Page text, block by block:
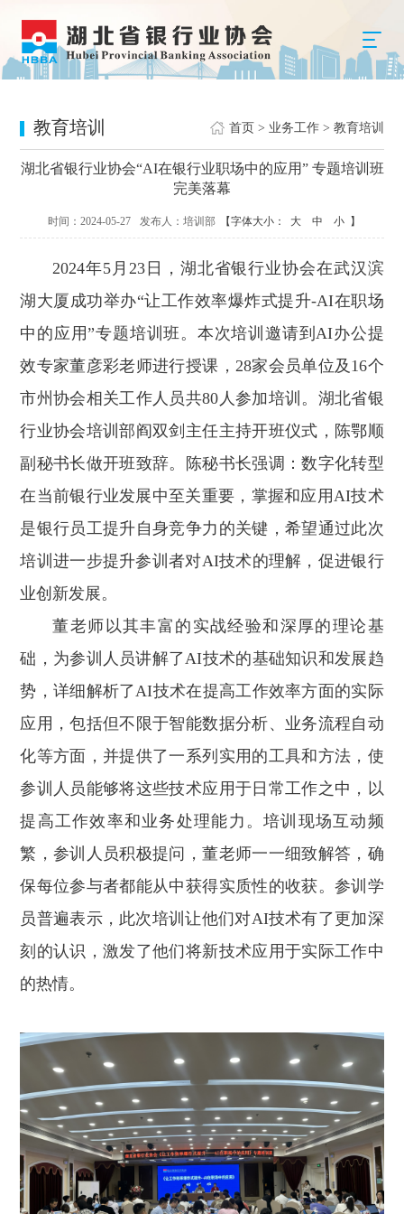
教育培训 首页 > 业务工作> 教育培训
湖北省银行业协会“AI在银行业职场中的应用” 专题培训班
完美落幕
时间：2024-05-27 发布人：培训部 【字体大小： 大 中 小 】
2024年5月23日，湖北省银行业协会在武汉滨
湖大厦成功举办“让工作效率爆炸式提升-AI在职场
中的应用”专题培训班。本次培训邀请到AI办公提
效专家董彦彩老师进行授课，28家会员单位及16个
市州协会相关工作人员共80人参加培训。湖北省银
行业协会培训部阎双剑主任主持开班仪式，陈鄂顺
副秘书长做开班致辞。陈秘书长强调：数字化转型
在当前银行业发展中至关重要，掌握和应用AI技术
是银行员工提升自身竞争力的关键，希望通过此次
培训进一步提升参训者对AI技术的理解，促进银行
业创新发展。
董老师以其丰富的实战经验和深厚的理论基
础，为参训人员讲解了AI技术的基础知识和发展趋
势，详细解析了AI技术在提高工作效率方面的实际
应用，包括但不限于智能数据分析、业务流程自动
化等方面，并提供了一系列实用的工具和方法，使
参训人员能够将这些技术应用于日常工作之中，以
提高工作效率和业务处理能力。培训现场互动频
繁，参训人员积极提问，董老师一一细致解答，确
保每位参与者都能从中获得实质性的收获。参训学
员普遍表示，此次培训让他们对AI技术有了更加深
刻的认识，激发了他们将新技术应用于实际工作中
的热情。